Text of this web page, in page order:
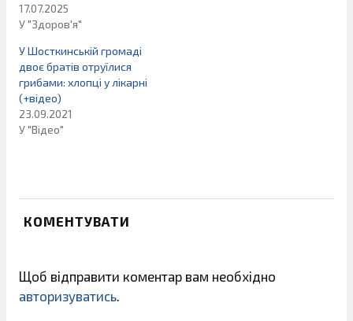
17.07.2025
У "Здоров'я"
У Шосткинській громаді
двоє братів отруїлися
грибами: хлопці у лікарні
(+відео)
23.09.2021
У "Відео"
КОМЕНТУВАТИ
Щоб відправити коментар вам необхідно
авторизуватись